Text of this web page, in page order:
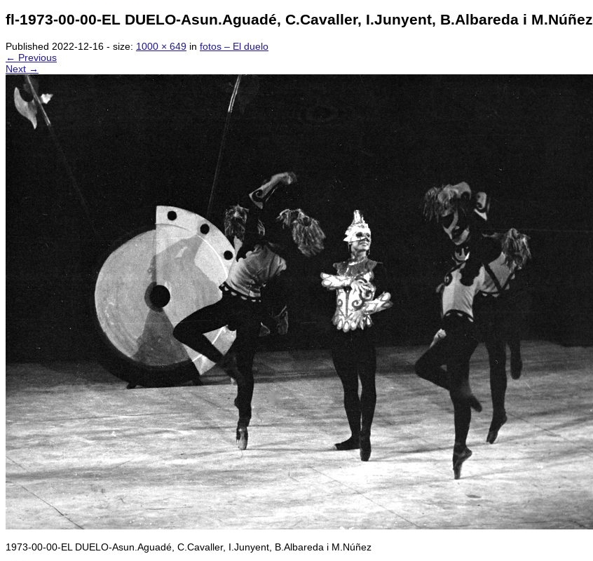
fl-1973-00-00-EL DUELO-Asun.Aguadé, C.Cavaller, I.Junyent, B.Albareda i M.Núñez
Published 2022-12-16 - size: 1000 × 649 in fotos – El duelo
← Previous
Next →
1973-00-00-EL DUELO-Asun.Aguadé, C.Cavaller, I.Junyent, B.Albareda i M.Núñez